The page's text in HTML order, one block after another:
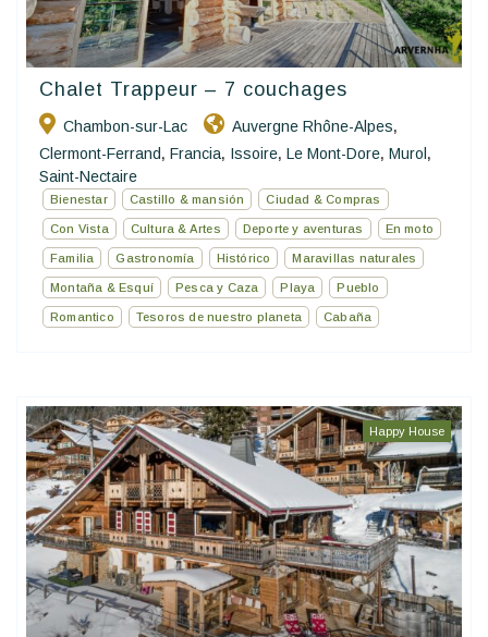
Chalet Trappeur – 7 couchages
Chambon-sur-Lac Auvergne Rhône-Alpes,
Clermont-Ferrand , Francia, Issoire, Le Mont-Dore, Murol ,
Saint-Nectaire
Bienestar Castillo & mansión Ciudad & Compras
Con Vista Cultura & Artes Deporte y aventuras En moto
Familia Gastronomía Histórico Maravillas naturales
Montaña & Esquí Pesca y Caza Playa Pueblo
Romantico Tesoros de nuestro planeta Cabaña
Happy House